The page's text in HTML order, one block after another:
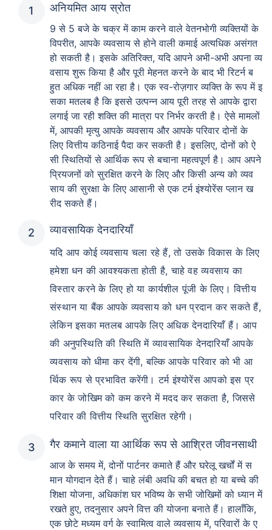
अनियमित आय स्रोत
9 से 5 बजे के चक्र में काम करने वाले वेतनभोगी व्यक्तियों के
विपरीत, आपके व्यवसाय से होने वाली कमाई अत्यधिक असंगत
हो सकती है। इसके अतिरिक्त, यदि आपने अभी-अभी अपना व्य
वसाय शुरू किया है और पूरी मेहनत करने के बाद भी रिटर्न ब
हुत अधिक नहीं आ रहा है। एक स्व-रोज़गार व्यक्ति के रूप में इ
सका मतलब है कि इससे उत्पन्न आय पूरी तरह से आपके द्वारा
लगाई जा रही शक्ति की मात्रा पर निर्भर करती है। ऐसे मामलों
में, आपकी मृत्यु आपके व्यवसाय और आपके परिवार दोनों के
लिए वित्तीय कठिनाई पैदा कर सकती है। इसलिए, दोनों को ऐ
सी स्थितियों से आर्थिक रूप से बचाना महत्वपूर्ण है। आप अपने
प्रियजनों को सुरक्षित करने के लिए और किसी अन्य को व्यव
साय की सुरक्षा के लिए आसानी से एक टर्म इंश्योरेंस प्लान ख
रीद सकते हैं।
व्यावसायिक देनदारियाँ
यदि आप कोई व्यवसाय चला रहे हैं, तो उसके विकास के लिए
हमेशा धन की आवश्यकता होती है, चाहे वह व्यवसाय का
विस्तार करने के लिए हो या कार्यशील पूंजी के लिए। वित्तीय
संस्थान या बैंक आपके व्यवसाय को धन प्रदान कर सकते हैं,
लेकिन इसका मतलब आपके लिए अधिक देनदारियाँ हैं। आप
की अनुपस्थिति की स्थिति में व्यावसायिक देनदारियाँ आपके
व्यवसाय को धीमा कर देंगी, बल्कि आपके परिवार को भी आ
र्थिक रूप से प्रभावित करेंगी। टर्म इंश्योरेंस आपको इस प्र
कार के जोखिम को कम करने में मदद कर सकता है, जिससे
परिवार की वित्तीय स्थिति सुरक्षित रहेगी।
गैर कमाने वाला या आर्थिक रूप से आश्रित जीवनसाथी
आज के समय में, दोनों पार्टनर कमाते हैं और घरेलू खर्चों में स
मान योगदान देते हैं। चाहे लंबी अवधि की बचत हो या बच्चे की
शिक्षा योजना, अधिकांश घर भविष्य के सभी जोखिमों को ध्यान में
रखते हुए, तदनुसार अपने वित्त की योजना बनाते हैं। हालाँकि,
एक छोटे मध्यम वर्ग के स्वामित्व वाले व्यवसाय में, परिवारों के ए